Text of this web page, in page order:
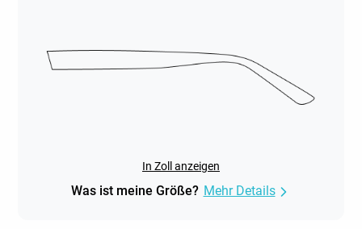
In Zoll anzeigen
Was ist meine Größe? Mehr Details